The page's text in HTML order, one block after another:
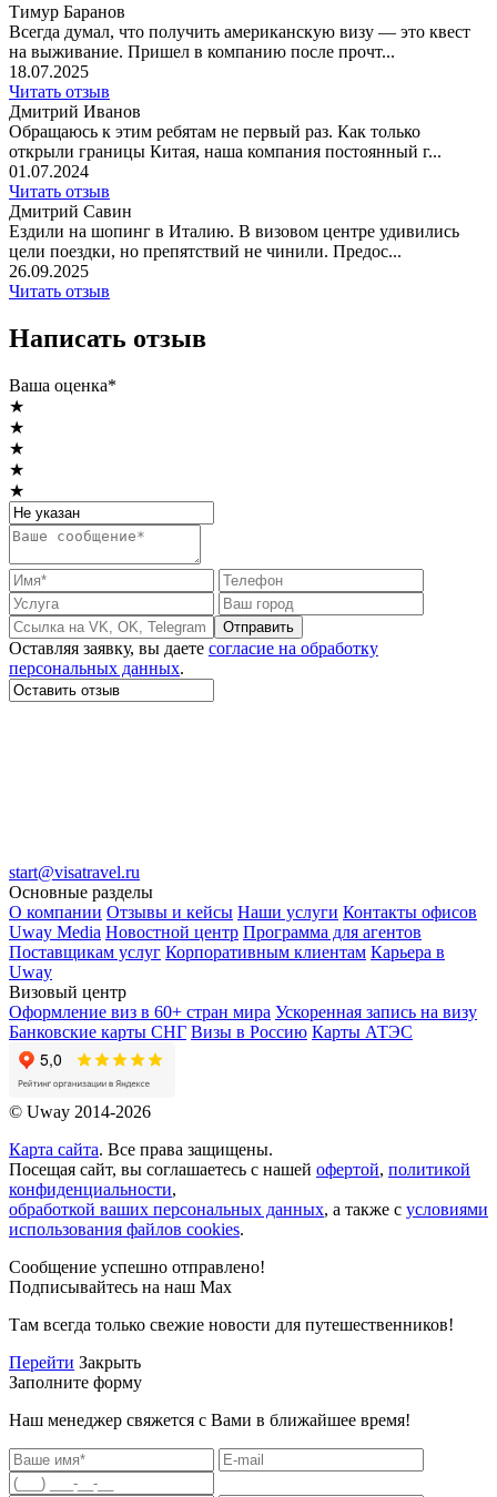
Тимур Баранов
Всегда думал, что получить американскую визу — это квест
на выживание. Пришел в компанию после прочт...
18.07.2025
Читать отзыв
Дмитрий Иванов
Обращаюсь к этим ребятам не первый раз. Как только
открыли границы Китая, наша компания постоянный г...
01.07.2024
Читать отзыв
Дмитрий Савин
Ездили на шопинг в Италию. В визовом центре удивились
цели поездки, но препятствий не чинили. Предос...
26.09.2025
Читать отзыв
Написать отзыв
Ваша оценка*
★
★
★
★
★
Отправить
Оставляя заявку, вы даете согласие на обработку
персональных данных.
start@visatravel.ru
Основные разделы
О компании Отзывы и кейсы Наши услуги Контакты офисов
Uway Media Новостной центр Программа для агентов
Поставщикам услуг Корпоративным клиентам Карьера в
Uway
Визовый центр
Оформление виз в 60+ стран мира Ускоренная запись на визу
Банковские карты СНГ Визы в Россию Карты АТЭС
© Uway 2014-2026
Карта сайта. Все права защищены.
Посещая сайт, вы соглашаетесь с нашей офертой, политикой
конфиденциальности,
обработкой ваших персональных данных, а также с условиями
использования файлов cookies.
Сообщение успешно отправлено!
Подписывайтесь на наш Max
Там всегда только свежие новости для путешественников!
Перейти Закрыть
Заполните форму
Наш менеджер свяжется с Вами в ближайшее время!